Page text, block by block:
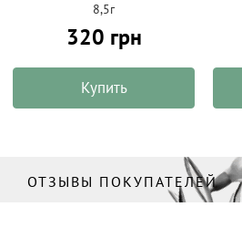
8,5г
320 грн
Купить
ОТЗЫВЫ ПОКУПАТЕЛЕЙ